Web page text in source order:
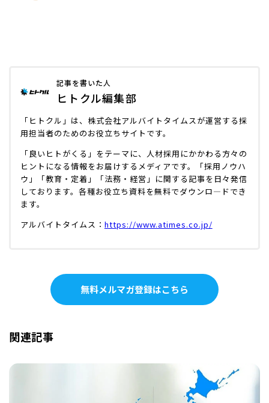
記事を書いた人
ヒトクル編集部
「ヒトクル」は、株式会社アルバイトタイムスが運営する採
用担当者のためのお役立ちサイトです。
「良いヒトがくる」をテーマに、人材採用にかかわる方々の
ヒントになる情報をお届けするメディアです。「採用ノウハ
ウ」「教育・定着」「法務・経営」に関する記事を日々発信
しております。各種お役立ち資料を無料でダウンロ―ドでき
ます。
アルバイトタイムス： https://www.atimes.co.jp/
無料メルマガ登録はこちら
関連記事